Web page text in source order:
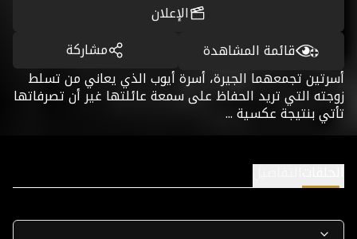
الإعلان
قائمة المشاهدة
مشاركة
أسرتين تجمعهما الجيرة، أسرة أيوب الذي يعاني من تسلط
زوجته التي تريد الحفاظ على سمعة عائلتها غير أن تصرفاتها
تأتي بنتيجة عكسية ...